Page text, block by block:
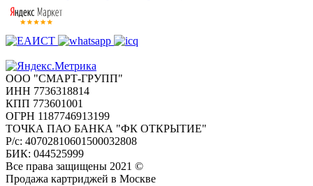
ООО "СМАРТ-ГРУПП"
ИНН 7736318814
КПП 773601001
ОГРН 1187746913199
ТОЧКА ПАО БАНКА "ФК ОТКРЫТИЕ"
Р/с: 40702810601500032808
БИК: 044525999
Все права защищены 2021 ©
Продажа картриджей в Москве